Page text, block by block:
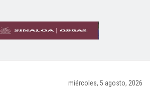
miércoles, 5 agosto, 2026